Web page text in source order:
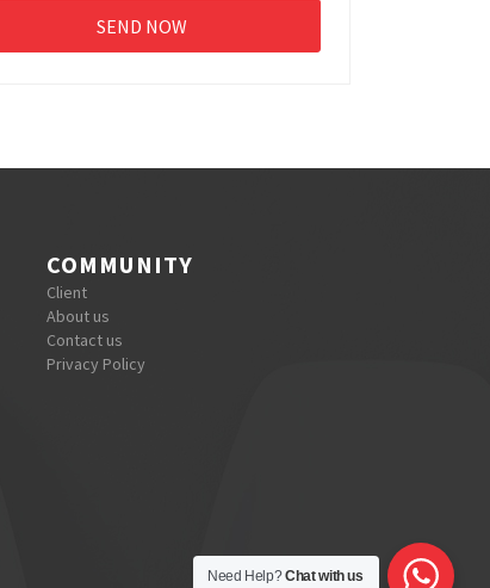
COMMUNITY
Client
About us
Contact us
Privacy Policy
Need Help?Chat with us